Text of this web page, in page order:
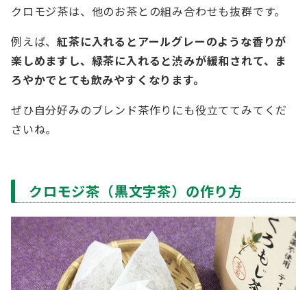
クロモジ茶は、他のお茶との組み合わせも抜群です。
例えば、紅茶に入れるとアールグレーのような香りが
楽しめますし、緑茶に入れると渋みが緩和されて、ま
ろやかでとても飲みやすくなります。
ぜひ自分好みのブレンド茶作りにも役立ててみてくだ
さいね。
クロモジ茶（黒文字茶）の作り方